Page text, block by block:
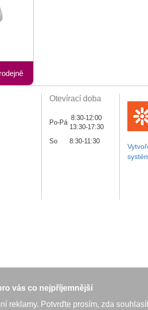
vás co nejpříjemnější
reklamy. Potvrďte prosím, zda
Otevírací doba
Po-Pá
8:30-12:00
13:30-17:30
So
8:30-11:30